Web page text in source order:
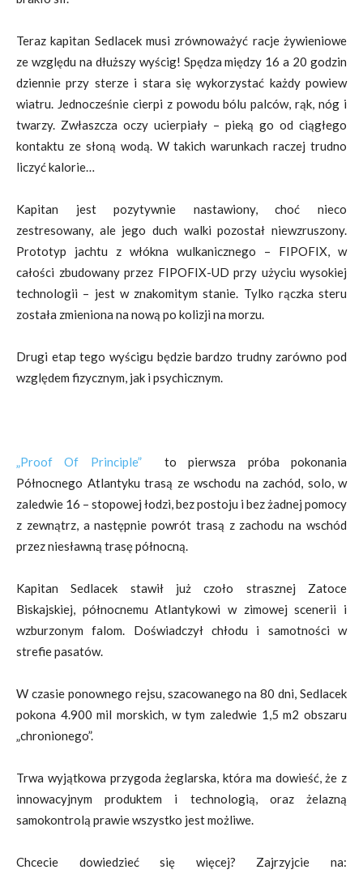
Teraz kapitan Sedlacek musi zrównoważyć racje żywieniowe
ze względu na dłuższy wyścig! Spędza między 16 a 20 godzin
dziennie przy sterze i stara się wykorzystać każdy powiew
wiatru. Jednocześnie cierpi z powodu bólu palców, rąk, nóg i
twarzy. Zwłaszcza oczy ucierpiały – pieką go od ciągłego
kontaktu ze słoną wodą. W takich warunkach raczej trudno
liczyć kalorie…
Kapitan jest pozytywnie nastawiony, choć nieco
zestresowany, ale jego duch walki pozostał niewzruszony.
Prototyp jachtu z włókna wulkanicznego – FIPOFIX, w
całości zbudowany przez FIPOFIX-UD przy użyciu wysokiej
technologii – jest w znakomitym stanie. Tylko rączka steru
została zmieniona na nową po kolizji na morzu.
Drugi etap tego wyścigu będzie bardzo trudny zarówno pod
względem fizycznym, jak i psychicznym.
„Proof Of Principle”
to pierwsza próba pokonania
Północnego Atlantyku trasą ze wschodu na zachód, solo, w
zaledwie 16 – stopowej łodzi, bez postoju i bez żadnej pomocy
z zewnątrz, a następnie powrót trasą z zachodu na wschód
przez niesławną trasę północną.
Kapitan Sedlacek stawił już czoło strasznej Zatoce
Biskajskiej, północnemu Atlantykowi w zimowej scenerii i
wzburzonym falom. Doświadczył chłodu i samotności w
strefie pasatów.
W czasie ponownego rejsu, szacowanego na 80 dni, Sedlacek
pokona 4.900 mil morskich, w tym zaledwie 1,5 m2 obszaru
„chronionego”.
Trwa wyjątkowa przygoda żeglarska, która ma dowieść, że z
innowacyjnym produktem i technologią, oraz żelazną
samokontrolą prawie wszystko jest możliwe.
Chcecie dowiedzieć się więcej? Zajrzyjcie na: